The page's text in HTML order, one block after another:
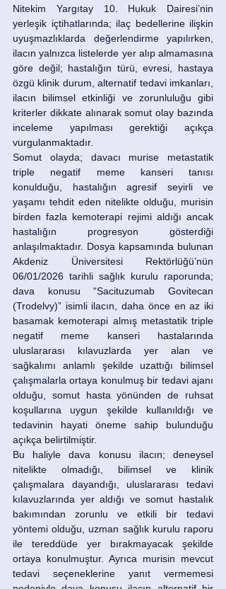
Nitekim Yargıtay 10. Hukuk Dairesi’nin
yerleşik içtihatlarında; ilaç bedellerine ilişkin
uyuşmazlıklarda değerlendirme yapılırken,
ilacın yalnızca listelerde yer alıp almamasına
göre değil; hastalığın türü, evresi, hastaya
özgü klinik durum, alternatif tedavi imkanları,
ilacın bilimsel etkinliği ve zorunluluğu gibi
kriterler dikkate alınarak somut olay bazında
inceleme yapılması gerektiği açıkça
vurgulanmaktadır.
Somut olayda; davacı murise metastatik
triple negatif meme kanseri tanısı
konulduğu, hastalığın agresif seyirli ve
yaşamı tehdit eden nitelikte olduğu, murisin
birden fazla kemoterapi rejimi aldığı ancak
hastalığın progresyon gösterdiği
anlaşılmaktadır. Dosya kapsamında bulunan
Akdeniz Üniversitesi Rektörlüğü’nün
06/01/2026 tarihli sağlık kurulu raporunda;
dava konusu “Sacituzumab Govitecan
(Trodelvy)” isimli ilacın, daha önce en az iki
basamak kemoterapi almış metastatik triple
negatif meme kanseri hastalarında
uluslararası kılavuzlarda yer alan ve
sağkalımı anlamlı şekilde uzattığı bilimsel
çalışmalarla ortaya konulmuş bir tedavi ajanı
olduğu, somut hasta yönünden de ruhsat
koşullarına uygun şekilde kullanıldığı ve
tedavinin hayati öneme sahip bulunduğu
açıkça belirtilmiştir.
Bu haliyle dava konusu ilacın; deneysel
nitelikte olmadığı, bilimsel ve klinik
çalışmalara dayandığı, uluslararası tedavi
kılavuzlarında yer aldığı ve somut hastalık
bakımından zorunlu ve etkili bir tedavi
yöntemi olduğu, uzman sağlık kurulu raporu
ile tereddüde yer bırakmayacak şekilde
ortaya konulmuştur. Ayrıca murisin mevcut
tedavi seçeneklerine yanıt vermemesi